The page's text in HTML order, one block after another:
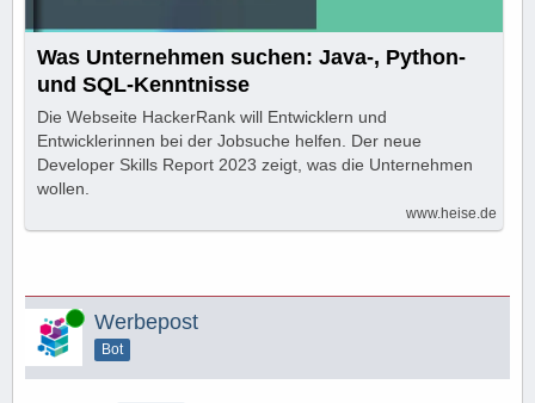
Was Unternehmen suchen: Java-, Python-
und SQL-Kenntnisse
Die Webseite HackerRank will Entwicklern und
Entwicklerinnen bei der Jobsuche helfen. Der neue
Developer Skills Report 2023 zeigt, was die Unternehmen
wollen.
www.heise.de
Online Werbepost
Bot